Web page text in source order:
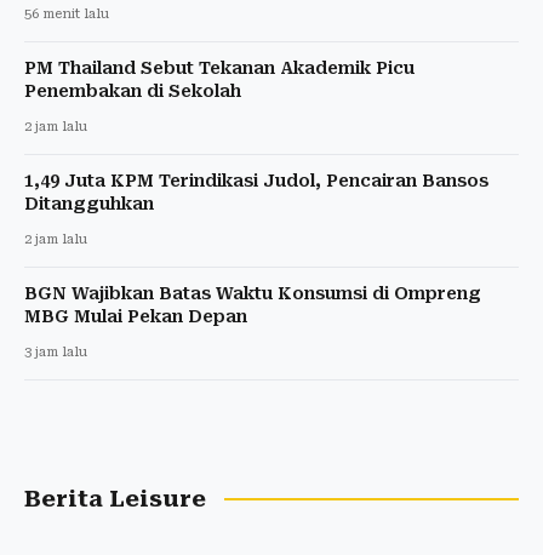
56 menit lalu
PM Thailand Sebut Tekanan Akademik Picu
Penembakan di Sekolah
2 jam lalu
1,49 Juta KPM Terindikasi Judol, Pencairan Bansos
Ditangguhkan
2 jam lalu
BGN Wajibkan Batas Waktu Konsumsi di Ompreng
MBG Mulai Pekan Depan
3 jam lalu
Berita Leisure